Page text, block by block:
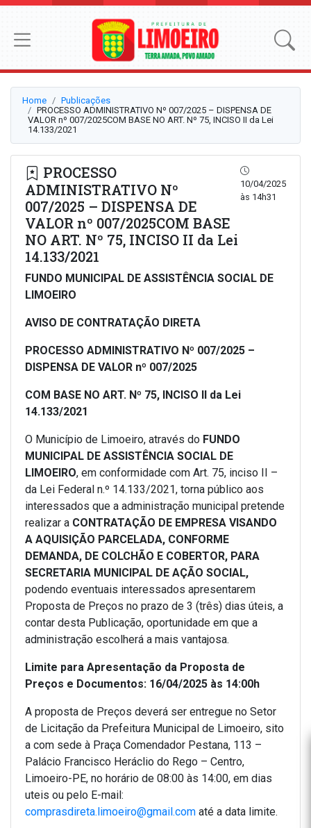
Home
Publicações
PROCESSO ADMINISTRATIVO Nº 007/2025 – DISPENSA DE
VALOR nº 007/2025COM BASE NO ART. Nº 75, INCISO II da Lei
14.133/2021
PROCESSO
ADMINISTRATIVO Nº
007/2025 – DISPENSA DE
VALOR nº 007/2025COM BASE
NO ART. Nº 75, INCISO II da Lei
14.133/2021
10/04/2025
às 14h31
FUNDO MUNICIPAL DE ASSISTÊNCIA SOCIAL DE
LIMOEIRO
AVISO DE CONTRATAÇÃO DIRETA
PROCESSO ADMINISTRATIVO Nº 007/2025 –
DISPENSA DE VALOR nº 007/2025
COM BASE NO ART. Nº 75, INCISO II da Lei
14.133/2021
O Município de Limoeiro, através do FUNDO
MUNICIPAL DE ASSISTÊNCIA SOCIAL DE
LIMOEIRO, em conformidade com Art. 75, inciso II –
da Lei Federal n.º 14.133/2021, torna público aos
interessados que a administração municipal pretende
realizar a CONTRATAÇÃO DE EMPRESA VISANDO
A AQUISIÇÃO PARCELADA, CONFORME
DEMANDA, DE COLCHÃO E COBERTOR, PARA
SECRETARIA MUNICIPAL DE AÇÃO SOCIAL,
podendo eventuais interessados apresentarem
Proposta de Preços no prazo de 3 (três) dias úteis, a
contar desta Publicação, oportunidade em que a
administração escolherá a mais vantajosa.
Limite para Apresentação da Proposta de
Preços e Documentos: 16/04/2025 às 14:00h
A proposta de Preços deverá ser entregue no Setor
de Licitação da Prefeitura Municipal de Limoeiro, sito
a com sede à Praça Comendador Pestana, 113 –
Palácio Francisco Heráclio do Rego – Centro,
Limoeiro-PE, no horário de 08:00 às 14:00, em dias
uteis ou pelo E-mail:
comprasdireta.limoeiro@gmail.com até a data limite.